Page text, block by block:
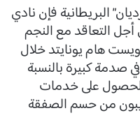
البريطانية فإن نادي
التعاقد مع النجم
هام يونايتد خلال
صدمة كبيرة بالنسبة
على خدمات
من حسم الصفقة